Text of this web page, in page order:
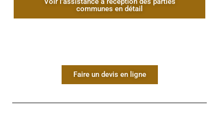
communes en détail
Faire un devis en ligne